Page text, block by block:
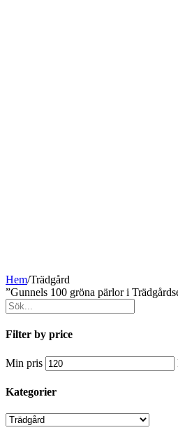
Hem/Trädgård
”Gunnels 100 gröna pärlor i
Filter by price
Min pris
Kategorier